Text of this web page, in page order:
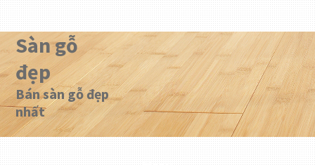
Sàn gỗ
đẹp
Bán sàn gỗ đẹp
nhất